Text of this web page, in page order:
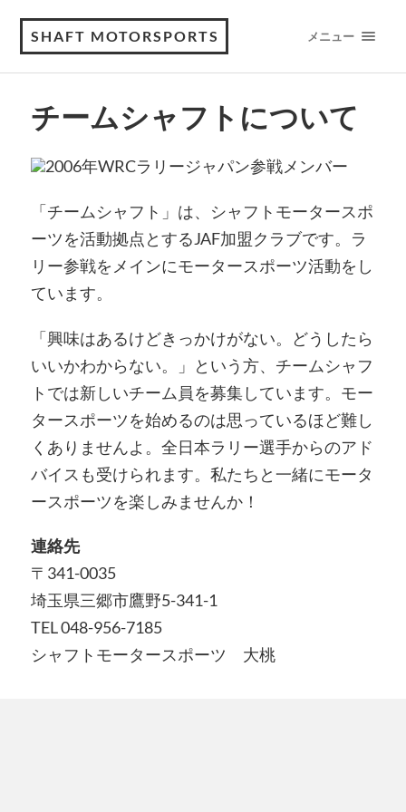
SHAFT MOTORSPORTS メニュー
チームシャフトについて
「チームシャフト」は、シャフトモータースポ
ーツを活動拠点とするJAF加盟クラブです。ラ
リー参戦をメインにモータースポーツ活動をし
ています。
「興味はあるけどきっかけがない。どうしたら
いいかわからない。」という方、チームシャフ
トでは新しいチーム員を募集しています。モー
タースポーツを始めるのは思っているほど難し
くありませんよ。全日本ラリー選手からのアド
バイスも受けられます。私たちと一緒にモータ
ースポーツを楽しみませんか！
連絡先
〒341-0035
埼玉県三郷市鷹野5-341-1
TEL 048-956-7185
シャフトモータースポーツ 大桃